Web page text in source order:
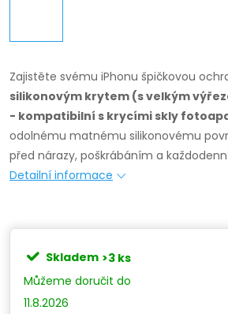
Zajistěte svému iPhonu špičkovou
silikonovým krytem (s velkým
- kompatibilní s krycími skly
odolnému matnému silikonovému
před nárazy, poškrábáním a
Detailní informace
Skladem >3 ks
11.8.2026